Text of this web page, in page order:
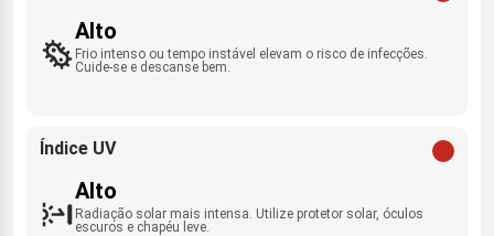
Alto
Frio intenso ou tempo instável elevam o risco de infecções.
Cuide-se e descanse bem.
Índice UV
Alto
Radiação solar mais intensa. Utilize protetor solar, óculos
escuros e chapéu leve.